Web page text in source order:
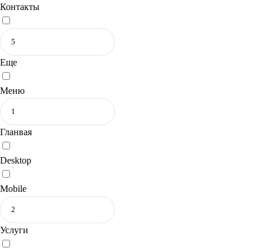
Контакты
Еще
Меню
Гланвая
Desktop
Mobile
Услуги